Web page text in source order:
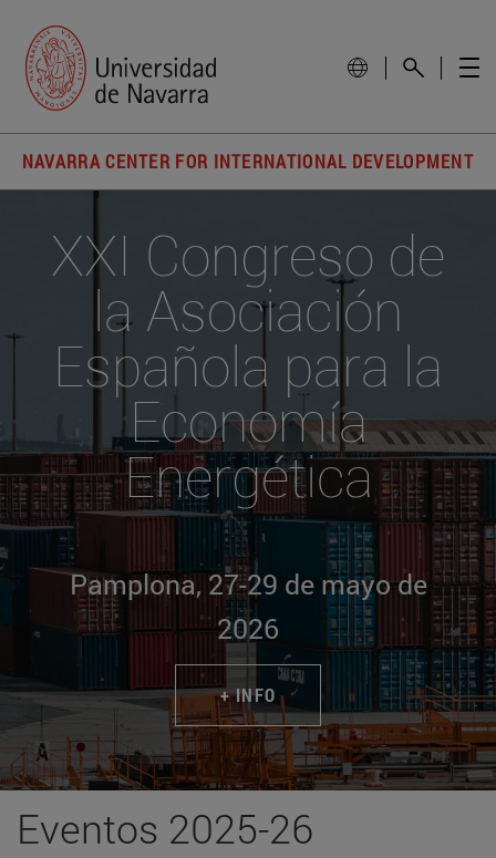
NAVARRA CENTER FOR INTERNATIONAL DEVELOPMENT
XXI Congreso de
la Asociación
Española para la
Economía
Energética
Pamplona, 27-29 de mayo de
2026
+ INFO
Eventos 2025-26